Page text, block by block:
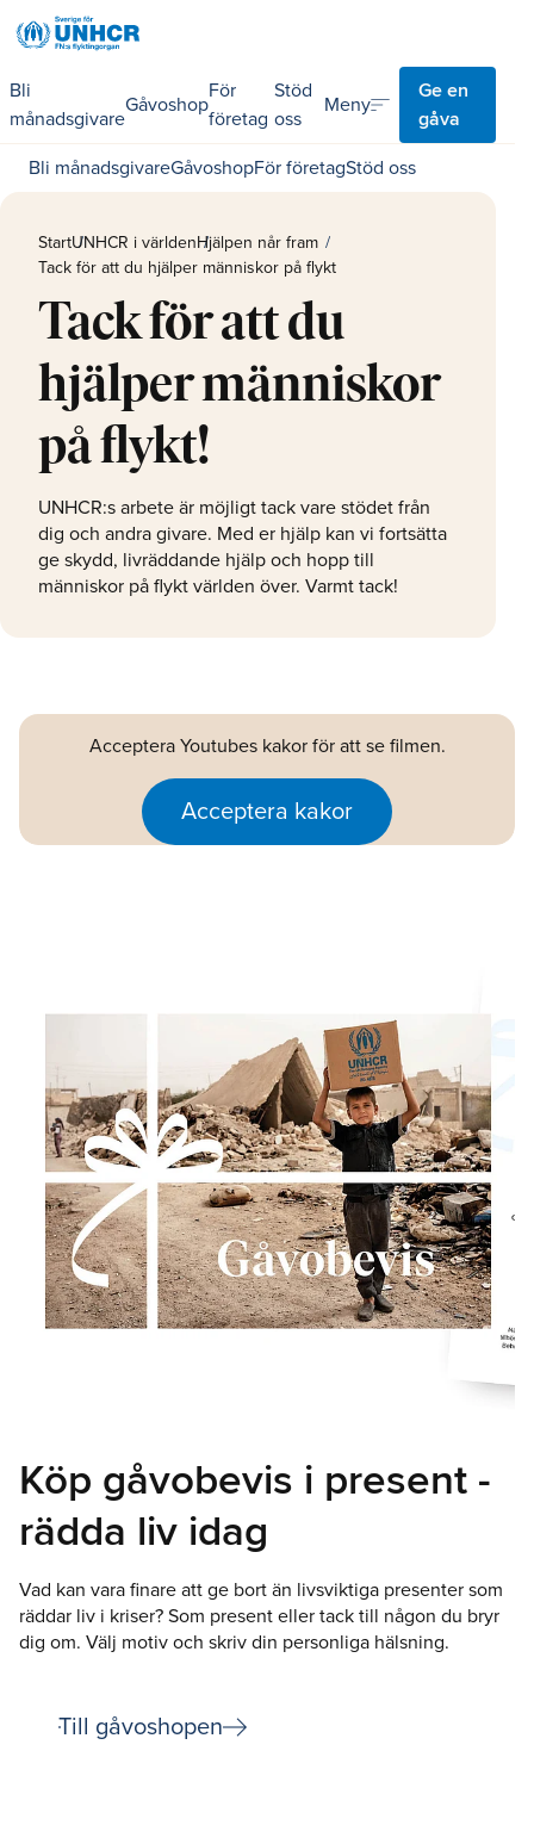
Bli
månadsgivare
Gåvoshop
För
företag
Stöd
oss
Menysort
Ge en
gåva
Bli månadsgivareGåvoshopFör företagStöd oss
StartUNHCR i världenHjälpen når fram
Tack för att du hjälper människor på flykt
Tack för att du
hjälper människor
på flykt!
UNHCR:s arbete är möjligt tack vare stödet från
dig och andra givare. Med er hjälp kan vi fortsätta
ge skydd, livräddande hjälp och hopp till
människor på flykt världen över. Varmt tack!
Acceptera Youtubes kakor för att se filmen.
Acceptera kakor
Köp gåvobevis i present -
rädda liv idag
Vad kan vara finare att ge bort än livsviktiga presenter som
räddar liv i kriser? Som present eller tack till någon du bryr
dig om. Välj motiv och skriv din personliga hälsning.
Till gåvoshopenarrow_right_alt